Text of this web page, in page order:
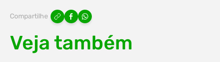
Compartilhe
Veja também